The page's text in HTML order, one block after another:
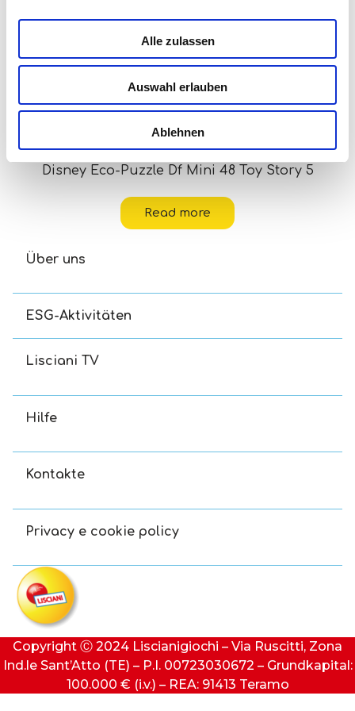
Alle zulassen
Auswahl erlauben
Ablehnen
Disney Eco-Puzzle Df Mini 48 Toy Story 5
Read more
Über uns
ESG-Aktivitäten
Lisciani TV
Hilfe
Kontakte
Privacy e cookie policy
Copyright Ⓒ 2024 Liscianigiochi – Via Ruscitti, Zona
Ind.le Sant’Atto (TE) – P.I. 00723030672 – Grundkapital:
100.000 € (i.v.) – REA: 91413 Teramo